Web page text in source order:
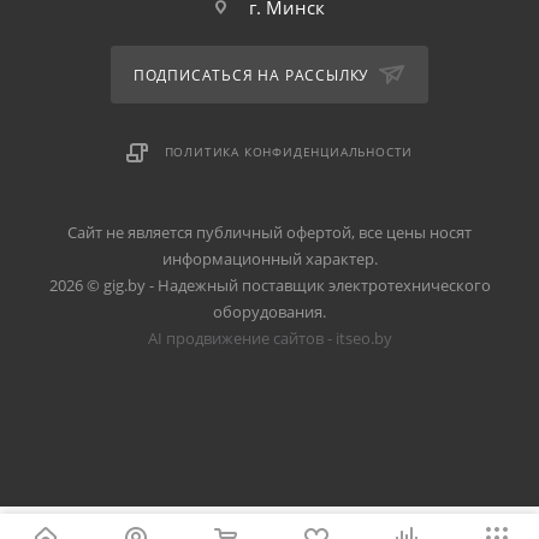
г. Минск
ПОДПИСАТЬСЯ НА РАССЫЛКУ
ПОЛИТИКА КОНФИДЕНЦИАЛЬНОСТИ
Сайт не является публичный офертой, все цены носят
информационный характер.
2026 © gig.by - Надежный поставщик электротехнического
оборудования.
AI продвижение сайтов - itseo.by